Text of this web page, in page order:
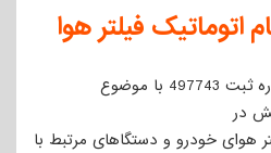
فیلتر هوا
شرکت ماشین سازی دز با شماره ثبت 497743 با موضوع
در
هوای خودرو و دستگاهای مرتبط با